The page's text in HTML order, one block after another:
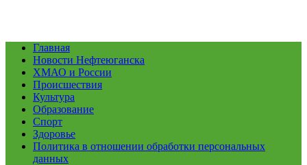
Главная
Новости Нефтеюганска
ХМАО и России
Происшествия
Культура
Образование
Спорт
Здоровье
Политика в отношении обработки персональных
данных